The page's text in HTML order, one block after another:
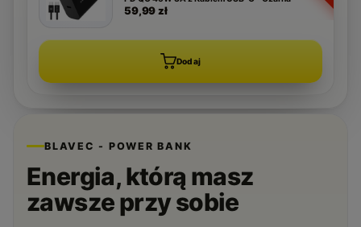
59,99 zł
Dodaj
BLAVEC - POWER BANK
Energia, którą masz
zawsze przy sobie